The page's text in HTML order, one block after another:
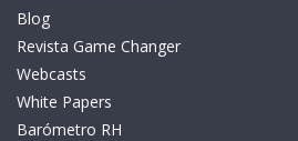
Blog
Revista Game Changer
Webcasts
White Papers
Barómetro RH